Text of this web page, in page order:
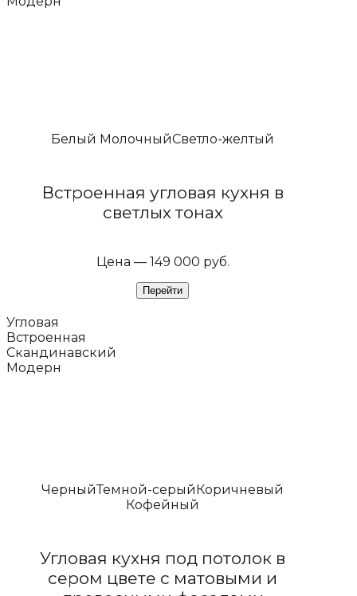
Белый МолочныйСветло-желтый
Встроенная угловая кухня в
светлых тонах
Цена — 149 000 руб.
Угловая
Встроенная
Скандинавский
Модерн
ЧерныйТемной-серый Коричневый
Кофейный
Угловая кухня под потолок в
сером цвете с матовыми и